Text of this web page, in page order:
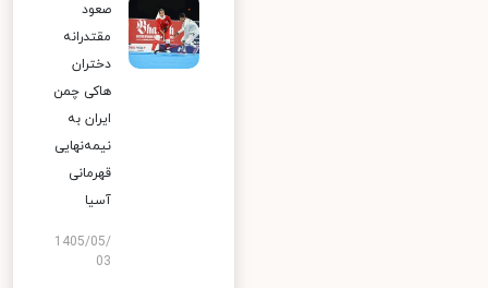
صعود
مقتدرانه
دختران
هاکی چمن
ایران به
نیمه‌نهایی
قهرمانی
آسیا
1405/05/
03